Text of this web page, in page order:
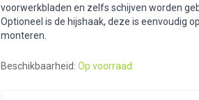
voorwerkbladen en zelfs schijven worden
Optioneel is de hijshaak, deze is eenvoudig
monteren.
Beschikbaarheid: Op voorraad